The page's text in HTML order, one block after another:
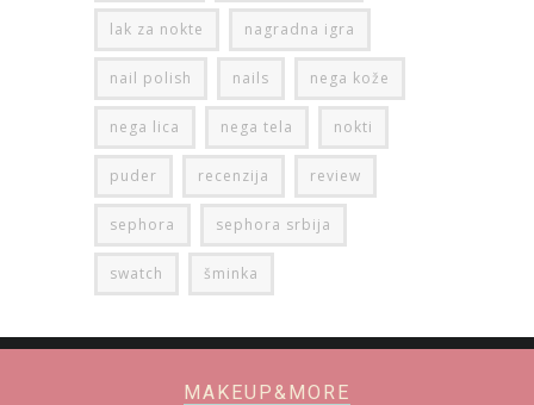
lak za nokte nagradna igra
nail polish nails nega kože
nega lica nega tela nokti
puder recenzija review
sephora sephora srbija
swatch šminka
MAKEUP&MORE